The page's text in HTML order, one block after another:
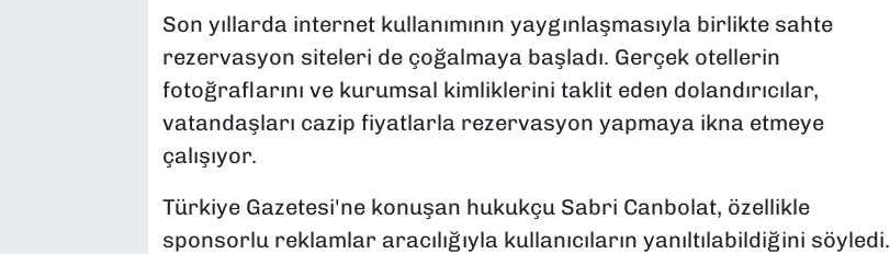
Son yıllarda internet kullanımının yaygınlaşmasıyla birlikte sahte
rezervasyon siteleri de çoğalmaya başladı. Gerçek otellerin
fotoğraflarını ve kurumsal kimliklerini taklit eden dolandırıcılar,
vatandaşları cazip fiyatlarla rezervasyon yapmaya ikna etmeye
çalışıyor.
Türkiye Gazetesi'ne konuşan hukukçu Sabri Canbolat, özellikle
sponsorlu reklamlar aracılığıyla kullanıcıların yanıltılabildiğini söyledi.